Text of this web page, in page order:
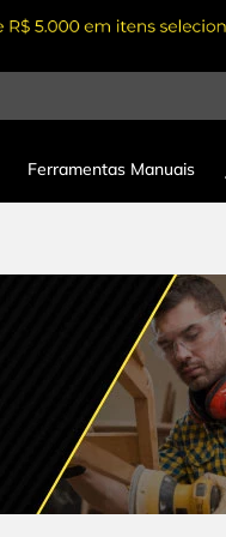
Ferramentas Manuais